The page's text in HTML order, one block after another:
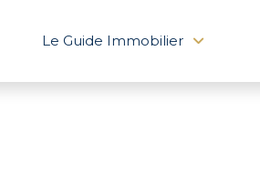
Le Guide Immobilier